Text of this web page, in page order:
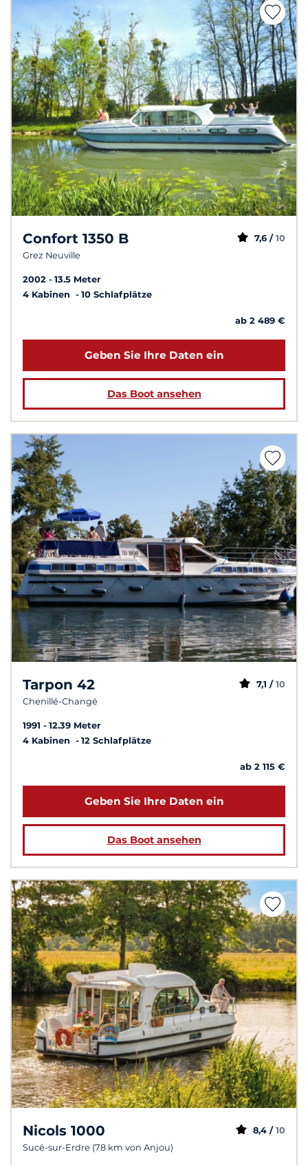
Confort 1350 B
Grez Neuville
7,6 / 10
2002
13.5 Meter
4 Kabinen
10 Schlafplätze
ab 2 489 €
Geben Sie Ihre Daten ein
Das Boot ansehen
Tarpon 42
Chenillé-Changé
7,1 / 10
1991
12.39 Meter
4 Kabinen
12 Schlafplätze
ab 2 115 €
Geben Sie Ihre Daten ein
Das Boot ansehen
Nicols 1000
Sucé-sur-Erdre (78 km von Anjou)
8,4 / 10